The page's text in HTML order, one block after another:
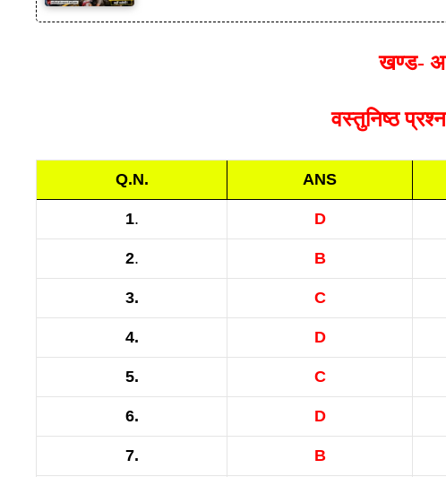
खण्ड- अ
वस्तुनिष्ठ
Q.N. ANS
1. D
2. B
3. C
4. D
5. C
6. D
7. B